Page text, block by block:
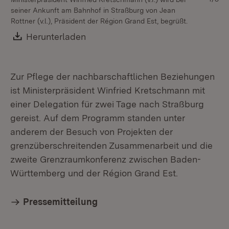
seiner Ankunft am Bahnhof in Straßburg von Jean
Rottner (v.l.), Präsident der Région Grand Est, begrüßt.
Download:
Herunterladen
Zur Pflege der nachbarschaftlichen Beziehungen
ist Ministerpräsident Winfried Kretschmann mit
einer Delegation für zwei Tage nach Straßburg
gereist. Auf dem Programm standen unter
anderem der Besuch von Projekten der
grenzüberschreitenden Zusammenarbeit und die
zweite Grenzraumkonferenz zwischen Baden-
Württemberg und der Région Grand Est.
Pressemitteilung